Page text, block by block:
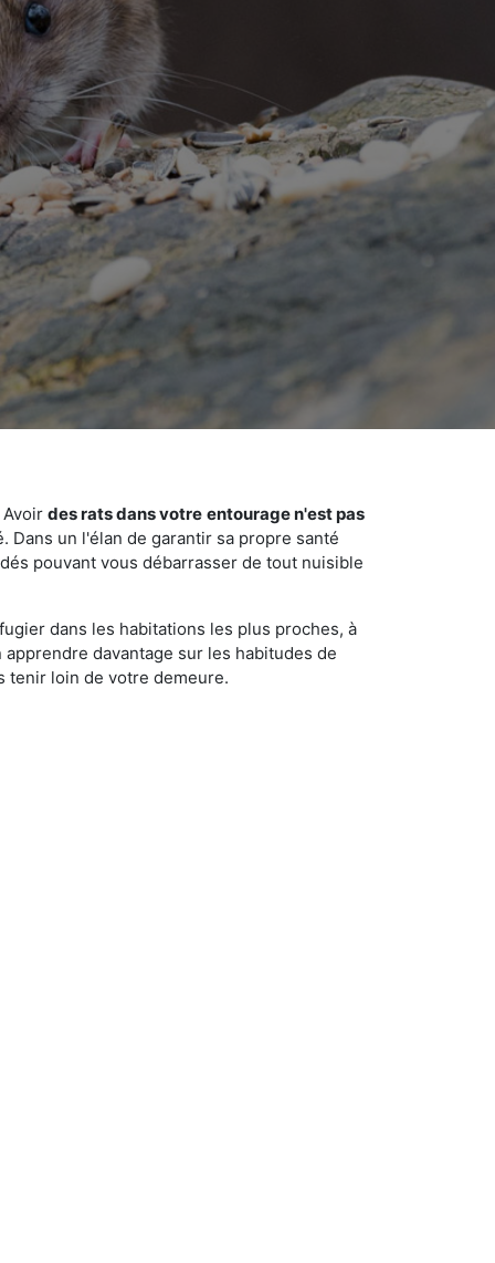
des rats dans votre entourage n'est pas
un l'élan de garantir sa propre santé
pouvant vous débarrasser de tout nuisible
dans les habitations les plus proches, à
davantage sur les habitudes de
tenir loin de votre demeure.